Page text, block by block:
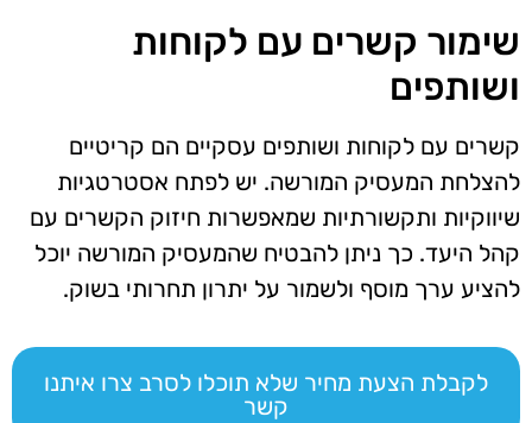
שימור קשרים עם לקוחות
ושותפים
קשרים עם לקוחות ושותפים עסקיים הם קריטיים
להצלחת המעסיק המורשה. יש לפתח אסטרטגיות
שיווקיות ותקשורתיות שמאפשרות חיזוק הקשרים עם
קהל היעד. כך ניתן להבטיח שהמעסיק המורשה יוכל
להציע ערך מוסף ולשמור על יתרון תחרותי בשוק.
לקבלת הצעת מחיר שלא תוכלו לסרב צרו איתנו
קשר